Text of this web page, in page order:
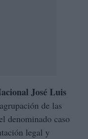
José Luis
de las
denominado caso
legal y